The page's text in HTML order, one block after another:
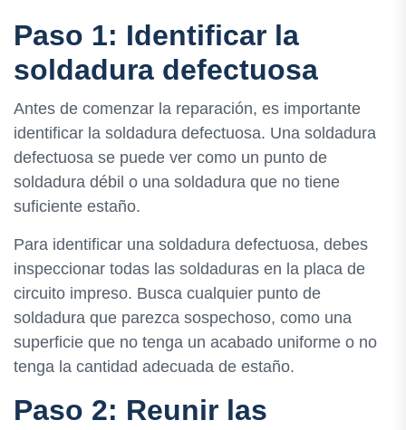
Paso 1: Identificar la
soldadura defectuosa
Antes de comenzar la reparación, es importante
identificar la soldadura defectuosa. Una soldadura
defectuosa se puede ver como un punto de
soldadura débil o una soldadura que no tiene
suficiente estaño.
Para identificar una soldadura defectuosa, debes
inspeccionar todas las soldaduras en la placa de
circuito impreso. Busca cualquier punto de
soldadura que parezca sospechoso, como una
superficie que no tenga un acabado uniforme o no
tenga la cantidad adecuada de estaño.
Paso 2: Reunir las